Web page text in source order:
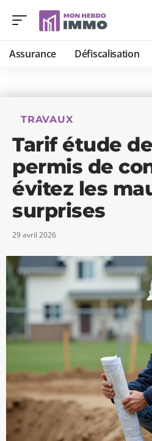
Assurance Défiscalisation
TRAVAUX
Tarif étude
permis de
évitez les
surprises
29 avril 2026